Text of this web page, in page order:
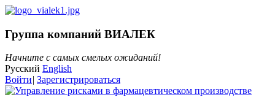
Группа компаний ВИАЛЕК
Начните с самых смелых ожиданий!
Русский English
Войти| Зарегистрироваться